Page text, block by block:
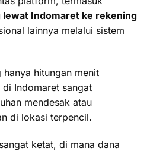
Indomaret ke rekening
lainnya melalui sistem
hitungan menit
Indomaret sangat
mendesak atau
di lokasi terpencil.
ketat, di mana dana